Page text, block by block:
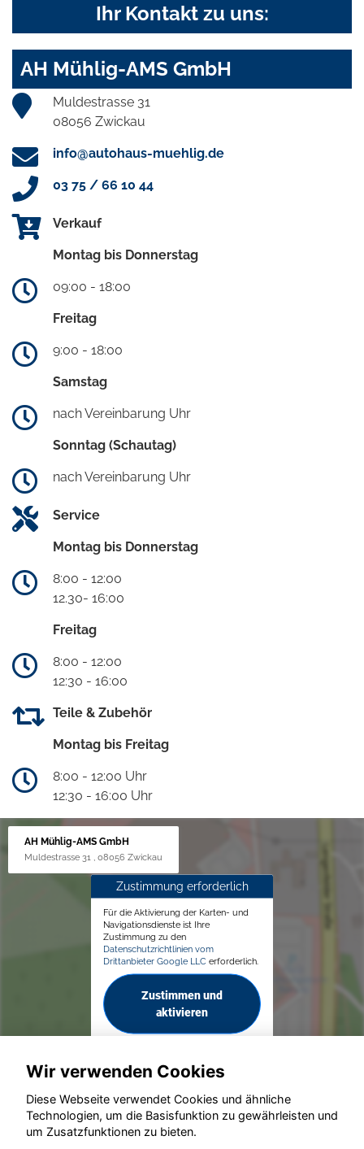
Ihr Kontakt zu uns:
AH Mühlig-AMS GmbH
Muldestrasse 31
08056 Zwickau
info@autohaus-muehlig.de
03 75 / 66 10 44
Verkauf
Montag bis Donnerstag
09:00 - 18:00
Freitag
9:00 - 18:00
Samstag
nach Vereinbarung Uhr
Sonntag (Schautag)
nach Vereinbarung Uhr
Service
Montag bis Donnerstag
8:00 - 12:00
12.30- 16:00
Freitag
8:00 - 12:00
12:30 - 16:00
Teile & Zubehör
Montag bis Freitag
8:00 - 12:00 Uhr
12:30 - 16:00 Uhr
AH Mühlig-AMS GmbH
Muldestrasse 31 , 08056 Zwickau
Zustimmung erforderlich
Für die Aktivierung der Karten- und
Navigationsdienste ist Ihre
Zustimmung zu den
Datenschutzrichtlinien vom
Drittanbieter Google LLC erforderlich.
Zustimmen und
aktivieren
© konjunkturmotor.de GmbH 2020 - 2026
Wir verwenden Cookies
Diese Webseite verwendet Cookies und ähnliche
Technologien, um die Basisfunktion zu gewährleisten und
um Zusatzfunktionen zu bieten.